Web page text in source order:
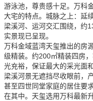
游泳池，尊贵感十足。万科
大宅的特点。城脉之上：延
梁溪河、运河交汇围绕，约
实景现已呈现。
万科金域蓝湾天玺推出的房
级精装。约200㎡精装四房
光充裕，保证最大的采光面
梁溪河景无遮挡尽收眼前，
甚至四世同堂家庭的居住要
在其中。天玺选用万科最新